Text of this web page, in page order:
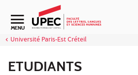
Aller au contenu
Navigation secondaire
MENU
Université Paris-Est Créteil
ETUDIANTS